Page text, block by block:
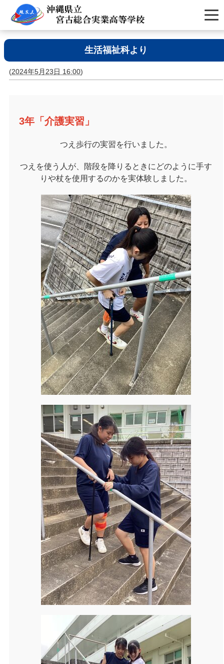
生活福祉科より
(2024年5月23日 16:00)
3年「介護実習」
つえ歩行の実習を行いました。
つえを使う人が、階段を降りるときにどのように手す
りや杖を使用するのかを実体験しました。